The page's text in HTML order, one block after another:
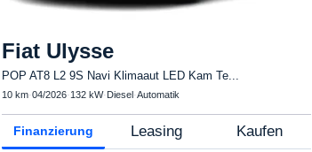
Fiat Ulysse
POP AT8 L2 9S Navi Klimaaut LED Kam Te...
10 km·04/2026· 132 kW· Diesel·Automatik
Finanzierung Leasing Kaufen